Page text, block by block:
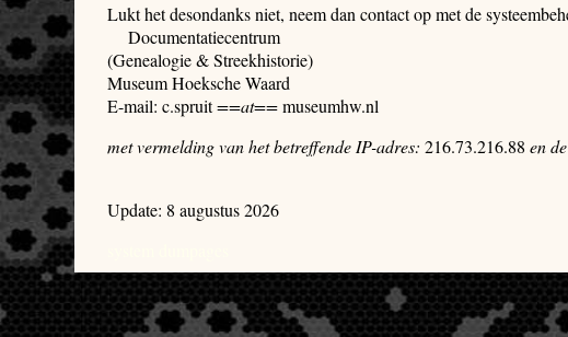
Lukt het desondanks niet, neem dan contact op met de
Documentatiecentrum
(Genealogie & Streekhistorie)
Museum Hoeksche Waard
E-mail: c.spruit==at==museumhw.nl
met vermelding van het betreffende IP-adres: 216.73.216.88 en
Update: 8 augustus 2026